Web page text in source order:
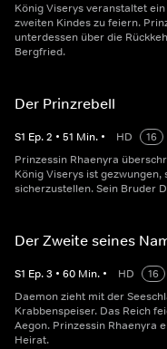
König Viserys veranstaltet
zweiten Kindes zu feiern.
unterdessen über die
Bergfried.
Der Prinzrebell
S1 Ep.2 • 51 Min. • HD
16
Prinzessin Rhaenyra
König Viserys ist
sicherzustellen. Sein Bruder
Der Zweite seines
S1 Ep.3 • 60 Min. • HD
16
Daemon zieht mit der
Krabbenspeiser. Das Reich
Aegon. Prinzessin Rhaenyra
Heirat.